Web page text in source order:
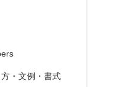
・文例・書式